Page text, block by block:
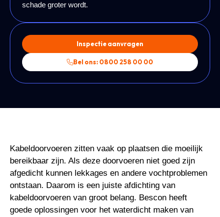
schade groter wordt.
Inspectie aanvragen
Bel ons: 0800 258 00 00
Kabeldoorvoeren zitten vaak op plaatsen die moeilijk
bereikbaar zijn. Als deze doorvoeren niet goed zijn
afgedicht kunnen lekkages en andere vochtproblemen
ontstaan. Daarom is een juiste afdichting van
kabeldoorvoeren van groot belang. Bescon heeft
goede oplossingen voor het waterdicht maken van